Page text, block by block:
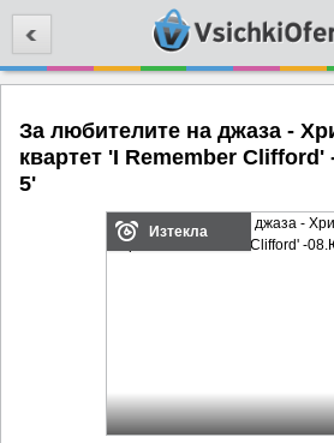
За любителите на джаза -
квартет 'I Remember
5'
Изтекла